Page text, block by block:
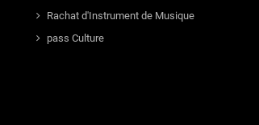
Rachat d'Instrument de Musique
pass Culture